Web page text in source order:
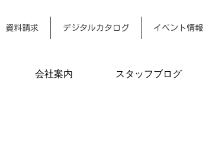
資料請求 デジタルカタログ イベント情報
会社案内 スタッフブログ